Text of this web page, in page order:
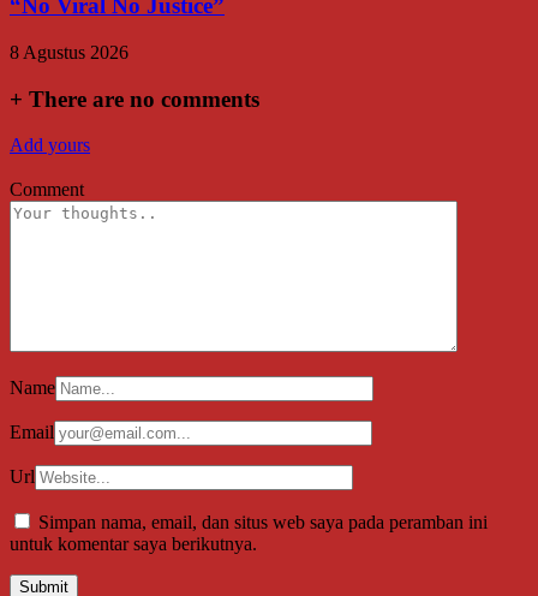
“No Viral No Justice”
8 Agustus 2026
+ There are no comments
Add yours
Comment
Name
Email
Url
Simpan nama, email, dan situs web saya pada peramban ini
untuk komentar saya berikutnya.